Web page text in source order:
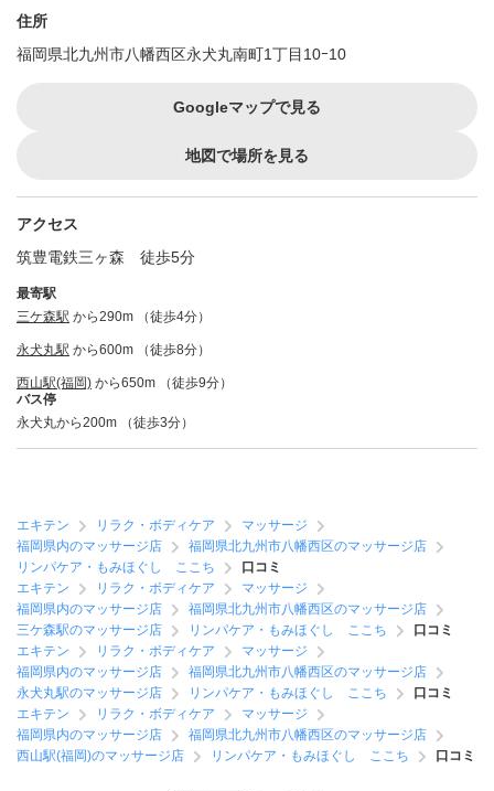
住所
福岡県北九州市八幡西区永犬丸南町1丁目10ｰ10
Googleマップで見る
地図で場所を見る
アクセス
筑豊電鉄三ヶ森 徒歩5分
最寄駅
三ケ森駅 から290m （徒歩4分）
永犬丸駅 から600m （徒歩8分）
西山駅(福岡) から650m （徒歩9分）
バス停
永犬丸から200m （徒歩3分）
エキテン リラク・ボディケア
マッサージ
福岡県内のマッサージ店
福岡県北九州市八幡西区のマッサージ店
リンパケア・もみほぐし ここち
口コミ
エキテン
リラク・ボディケア
マッサージ
福岡県内のマッサージ店
福岡県北九州市八幡西区のマッサージ店
三ケ森駅のマッサージ店
リンパケア・もみほぐし ここち
口コミ
エキテン
リラク・ボディケア
マッサージ
福岡県内のマッサージ店
福岡県北九州市八幡西区のマッサージ店
永犬丸駅のマッサージ店
リンパケア・もみほぐし ここち
口コミ
エキテン
リラク・ボディケア
マッサージ
福岡県内のマッサージ店
福岡県北九州市八幡西区のマッサージ店
西山駅(福岡)のマッサージ店
リンパケア・もみほぐし ここち 口コミ